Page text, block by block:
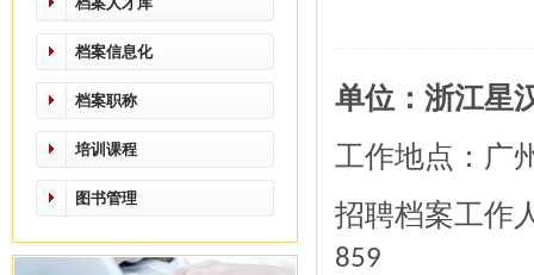
档案信息化
档案职称
培训课程
图书管理
单位： 浙江星
工作地点：广
招聘档案工作
859